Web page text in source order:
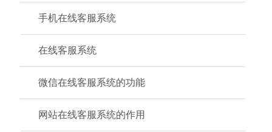
手机在线客服系统
在线客服系统
微信在线客服系统的功能
网站在线客服系统的作用